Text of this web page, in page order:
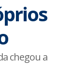
chegou a